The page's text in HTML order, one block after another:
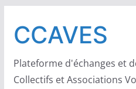
contenu
CCAVES
Plateforme d'échanges et
Collectifs et Associations